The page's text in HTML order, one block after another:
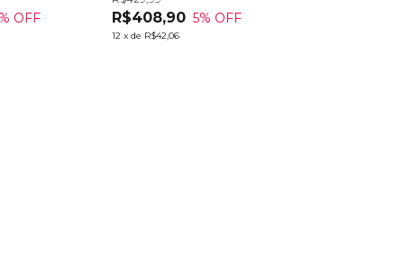
OFF R$408,90 5% OFF
12 x de R$42,06